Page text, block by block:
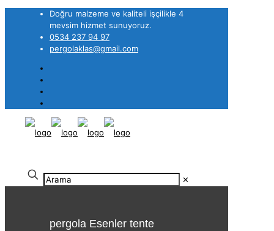
Doğru malzeme ve kaliteli işçilikle 4
mevsim hizmet sunuyoruz.
0534 237 94 97
pergolaklas@gmail.com
✕
pergola Esenler tente